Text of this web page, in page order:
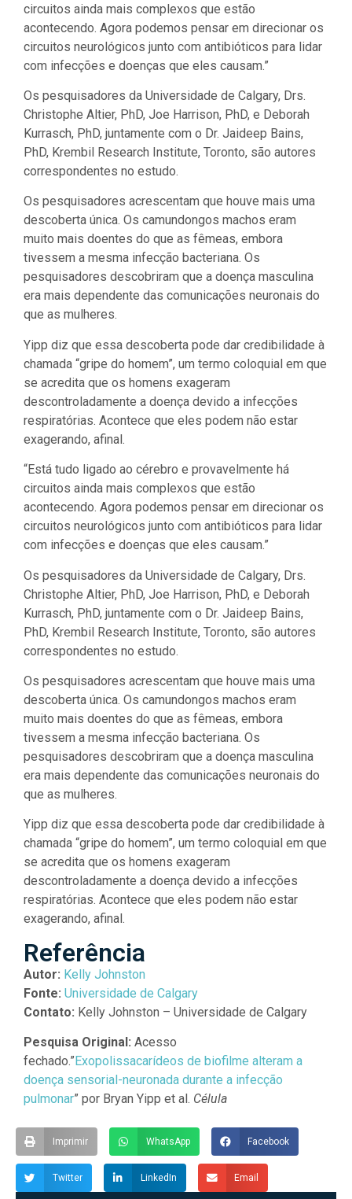
circuitos ainda mais complexos que estão
acontecendo. Agora podemos pensar em direcionar os
circuitos neurológicos junto com antibióticos para lidar
com infecções e doenças que eles causam.”
Os pesquisadores da Universidade de Calgary, Drs.
Christophe Altier, PhD, Joe Harrison, PhD, e Deborah
Kurrasch, PhD, juntamente com o Dr. Jaideep Bains,
PhD, Krembil Research Institute, Toronto, são autores
correspondentes no estudo.
Os pesquisadores acrescentam que houve mais uma
descoberta única. Os camundongos machos eram
muito mais doentes do que as fêmeas, embora
tivessem a mesma infecção bacteriana. Os
pesquisadores descobriram que a doença masculina
era mais dependente das comunicações neuronais do
que as mulheres.
Yipp diz que essa descoberta pode dar credibilidade à
chamada “gripe do homem”, um termo coloquial em que
se acredita que os homens exageram
descontroladamente a doença devido a infecções
respiratórias. Acontece que eles podem não estar
exagerando, afinal.
“Está tudo ligado ao cérebro e provavelmente há
circuitos ainda mais complexos que estão
acontecendo. Agora podemos pensar em direcionar os
circuitos neurológicos junto com antibióticos para lidar
com infecções e doenças que eles causam.”
Os pesquisadores da Universidade de Calgary, Drs.
Christophe Altier, PhD, Joe Harrison, PhD, e Deborah
Kurrasch, PhD, juntamente com o Dr. Jaideep Bains,
PhD, Krembil Research Institute, Toronto, são autores
correspondentes no estudo.
Os pesquisadores acrescentam que houve mais uma
descoberta única. Os camundongos machos eram
muito mais doentes do que as fêmeas, embora
tivessem a mesma infecção bacteriana. Os
pesquisadores descobriram que a doença masculina
era mais dependente das comunicações neuronais do
que as mulheres.
Yipp diz que essa descoberta pode dar credibilidade à
chamada “gripe do homem”, um termo coloquial em que
se acredita que os homens exageram
descontroladamente a doença devido a infecções
respiratórias. Acontece que eles podem não estar
exagerando, afinal.
Referência
Autor: Kelly Johnston
Fonte: Universidade de Calgary
Contato: Kelly Johnston – Universidade de Calgary
Pesquisa Original: Acesso
fechado.”Exopolissacarídeos de biofilme alteram a
doença sensorial-neuronada durante a infecção
pulmonar” por Bryan Yipp et al. Célula
Imprimir WhatsApp Facebook
Twitter LinkedIn Email